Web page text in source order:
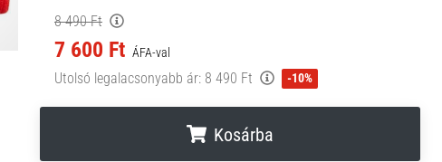
8 490 Ft
7 600 Ft ÁFA-val
Utolsó legalacsonyabb ár: 8 490 Ft -10%
Kosárba